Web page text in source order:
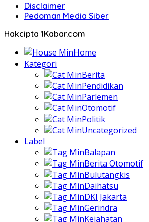
Disclaimer
Pedoman Media Siber
Hakcipta 1Kabar.com
Home
Kategori
Berita
Pendidikan
Parlemen
Otomotif
Politik
Uncategorized
Label
Balapan
Berita Otomotif
Bulutangkis
Daihatsu
DKI Jakarta
Gerindra
Kejahatan